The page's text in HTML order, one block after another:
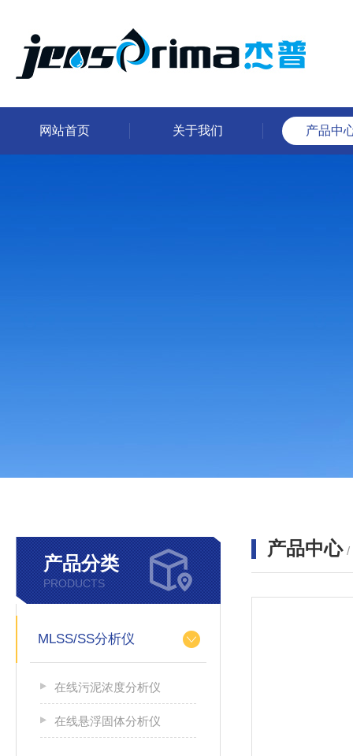
网站首页 关于我们 产品中
产品分类
PRODUCTS
MLSS/SS分析仪
在线污泥浓度分析仪
在线悬浮固体分析仪
产品中心 /